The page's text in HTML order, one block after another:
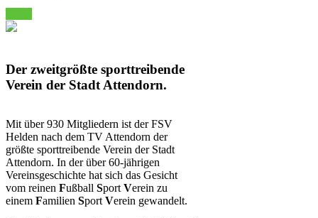
Der zweitgrößte sporttreibende
Verein der Stadt Attendorn.
Mit über 930 Mitgliedern ist der FSV
Helden nach dem TV Attendorn der
größte sporttreibende Verein der Stadt
Attendorn. In der über 60-jährigen
Vereinsgeschichte hat sich das Gesicht
vom reinen Fußball Sport Verein zu
einem Familien Sport Verein gewandelt.